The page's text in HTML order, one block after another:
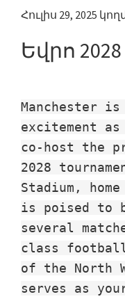
Ուեմբլի
Լոնդոն,
Մանչեսթեր,
Վիլլա
պարկ
Հուլիս 29, 2025
Եվրո
Manchester
excitement
co-host the
2028
Stadium,
is poised to
several
class
of the North
serves as